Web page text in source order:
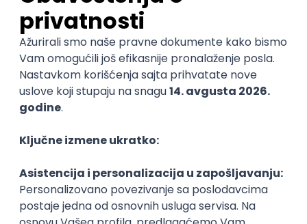
09.08.2026.
.NET SQL PostgreSQL
Microservices
Senior @
POSLOVI NA MAIL
SENIORITET
NAČIN RADA
Najnoviji poslovi svakog dana u tvom
inboxu